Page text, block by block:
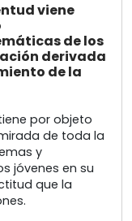
viene
de los
derivada
de la
por objeto
de toda la
y
jóvenes en su
que la